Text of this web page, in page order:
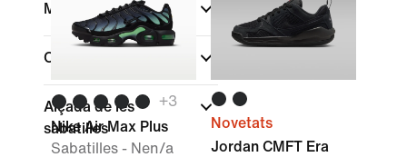
Marca
Col·leccions
Alçada de les
sabatilles
+3
Nike Air Max Plus
Sabatilles - Nen/a
Novetats
Jordan CMFT Era